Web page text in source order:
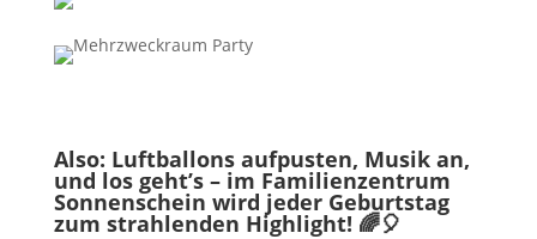
Also: Luftballons aufpusten, Musik an,
und los geht’s – im Familienzentrum
Sonnenschein wird jeder Geburtstag
zum strahlenden Highlight! 🌈🎈